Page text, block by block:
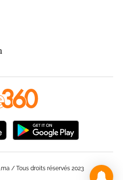
/ Tous droits réservés 2023